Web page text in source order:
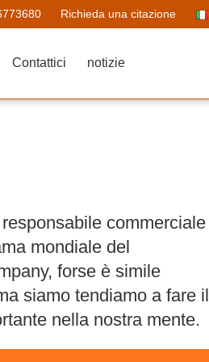
Richieda una citazione
Contattici notizie
commerciale
mondiale del
forse è simile
siamo tendiamo a fare il
nella nostra mente.